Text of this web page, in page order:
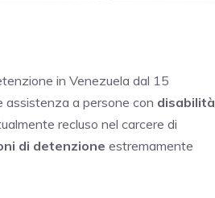
in Venezuela dal 15
assistenza a persone con disabilità
recluso nel carcere di
di detenzione estremamente